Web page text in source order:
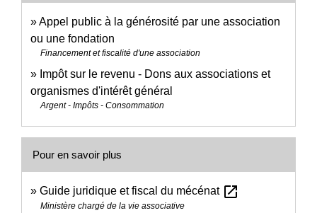
Appel public à la générosité par une association
ou une fondation
Financement et fiscalité d'une association
Impôt sur le revenu - Dons aux associations et
organismes d'intérêt général
Argent - Impôts - Consommation
Pour en savoir plus
Guide juridique et fiscal du mécénat open_in_new
Ministère chargé de la vie associative